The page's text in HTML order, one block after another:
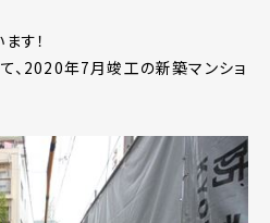
す！
、2020年7月竣工の新築マンショ